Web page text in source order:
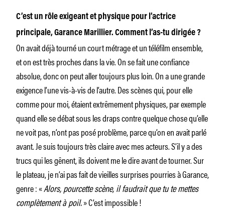
C’est un rôle exigeant et physique pour l’actrice
principale, Garance Marillier. Comment l’as-tu dirigée ?
On avait déjà tourné un court métrage et un téléfilm ensemble,
et on est très proches dans la vie. On se fait une confiance
absolue, donc on peut aller toujours plus loin. On a une grande
exigence l’une vis-à-vis de l’autre. Des scènes qui, pour elle
comme pour moi, étaient extrêmement physiques, par exemple
quand elle se débat sous les draps contre quelque chose qu’elle
ne voit pas, n’ont pas posé problème, parce qu’on en avait parlé
avant. Je suis toujours très claire avec mes acteurs. S’il y a des
trucs qui les gênent, ils doivent me le dire avant de tourner. Sur
le plateau, je n’ai pas fait de vieilles surprises pourries à Garance,
genre : «Alors, pourcette scène, il faudrait que tu te mettes
complètement à poil.» C’est impossible !